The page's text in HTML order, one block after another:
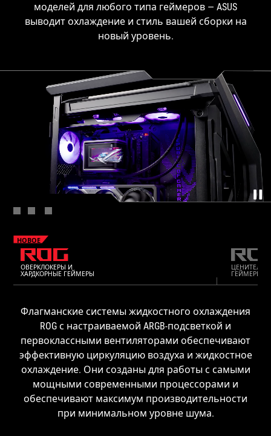
моделей для любого типа геймеров — ASUS
выводит охлаждение и стиль вашей сборки на
новый уровень.
НОВОЕ
ROG
ОВЕРКЛОКЕРЫ И
ХАРДКОРНЫЕ ГЕЙМЕРЫ
ROG
ЦЕНИТЕЛИ
ГЕЙМЕРЫ
Флагманские системы жидкостного охлаждения
ROG с настраиваемой ARGB-подсветкой и
первоклассными вентиляторами обеспечивают
эффективную циркуляцию воздуха и жидкостное
охлаждение. Они созданы для работы с самыми
мощными современными процессорами и
обеспечивают максимум производительности
при минимальном уровне шума.